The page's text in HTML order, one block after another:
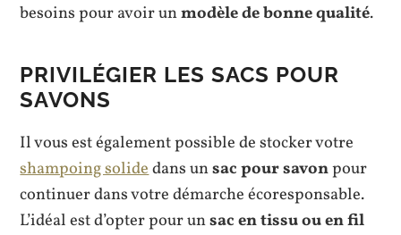
besoins pour avoir unmodèle de bonne qualité.
PRIVILÉGIER LES SACS POUR
SAVONS
Il vous est également possible de stocker votre
shampoing solidedans unsac pour savonpour
continuer dans votre démarche écoresponsable.
L’idéal est d’opter pour unsac en tissu ou en fil